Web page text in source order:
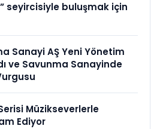
seyircisiyle buluşmak için
Sanayi AŞ Yeni Yönetim
ve Savunma Sanayinde
Müzikseverlerle
Ediyor